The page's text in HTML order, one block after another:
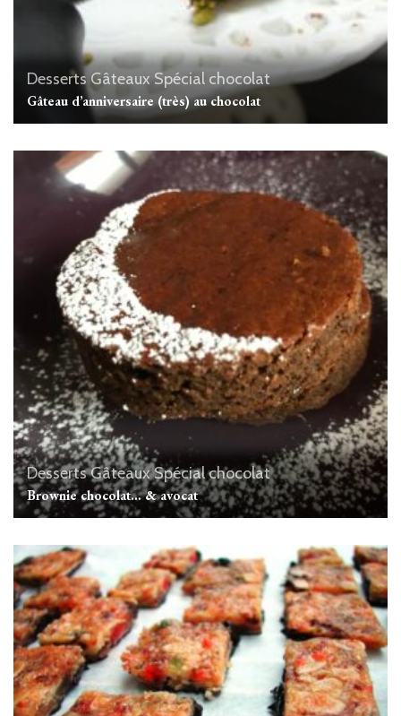
DessertsGâteauxSpécial chocolat
Gâteau d’anniversaire (très) au chocolat
DessertsGâteauxSpécial chocolat
Brownie chocolat… & avocat